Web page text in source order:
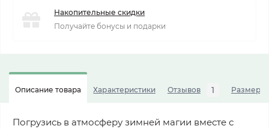
Накопительные скидки
Получайте бонусы и подарки
Описание товара Характеристики Отзывов 1
Погрузись в атмосферу зимней магии вместе с